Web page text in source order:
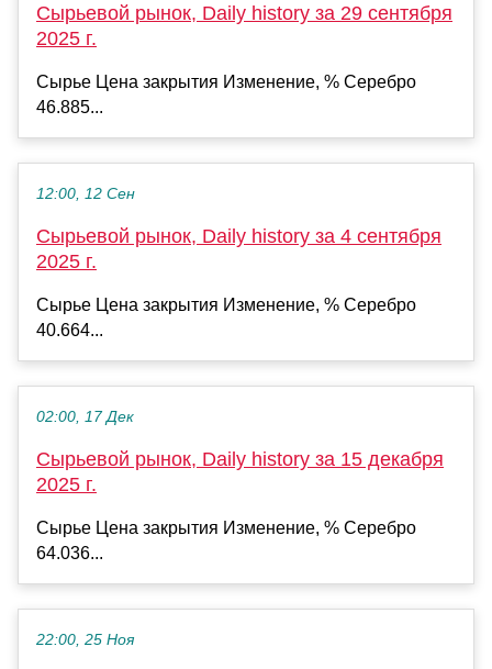
Сырьевой рынок, Daily history за 29 сентября
2025 г.
Сырье Цена закрытия Изменение, % Серебро
46.885...
12:00, 12 Сен
Сырьевой рынок, Daily history за 4 сентября
2025 г.
Сырье Цена закрытия Изменение, % Серебро
40.664...
02:00, 17 Дек
Сырьевой рынок, Daily history за 15 декабря
2025 г.
Сырье Цена закрытия Изменение, % Серебро
64.036...
22:00, 25 Ноя